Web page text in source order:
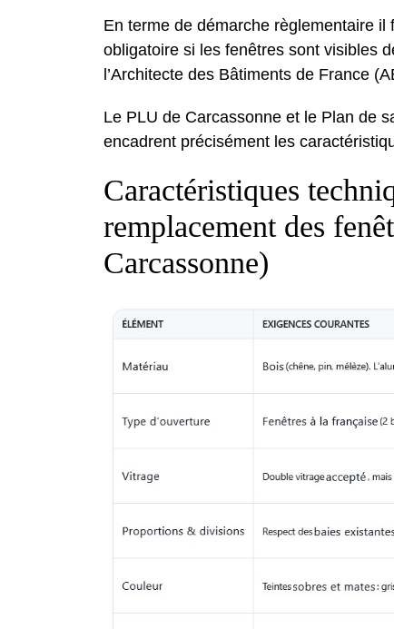
En terme de démarche règlementaire
obligatoire si les fenêtres sont visibles
l’Architecte des Bâtiments de France
Le PLU de Carcassonne et le Plan de
encadrent précisément les
Caractéristiques
remplacement des
Carcassonne)